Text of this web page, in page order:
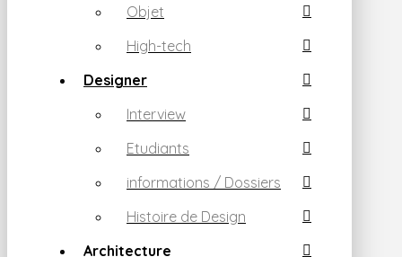
Objet
High-tech
Designer
Interview
Etudiants
informations / Dossiers
Histoire de Design
Architecture